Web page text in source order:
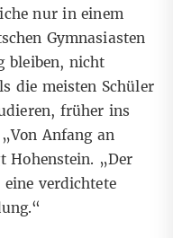
nur in einem
Gymnasiasten
bleiben, nicht
die meisten Schüler
früher ins
Anfang an
Hohenstein. „Der
verdichtete
.“